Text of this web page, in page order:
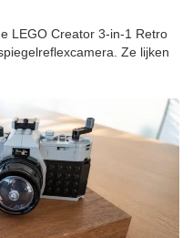
LEGO Creator 3-in-1 Retro
Ze lijken